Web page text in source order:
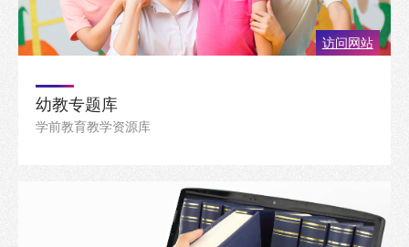
访问网站
幼教专题库
学前教育教学资源库